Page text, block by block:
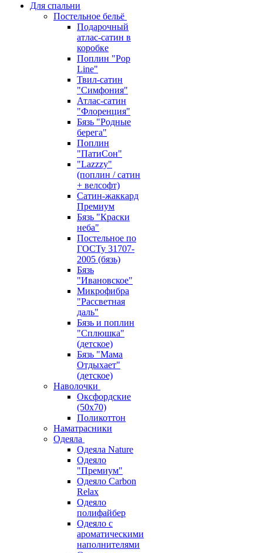
Для спальни
Постельное бельё
Подарочный
атлас-сатин в
коробке
Поплин "Pop
Line"
Твил-сатин
"Симфония"
Атлас-сатин
"Флоренция"
Бязь "Родные
берега"
Поплин
"ПатиСон"
"Lazzzy"
(поплин / сатин
+ велсофт)
Сатин-жаккард
Премиум
Бязь "Краски
неба"
Постельное по
ГОСТу 31707-
2005 (бязь)
Бязь
"Ивановское"
Микрофибра
"Рассветная
даль"
Бязь и поплин
"Сплюшка"
(детское)
Бязь "Мама
Отдыхает"
(детское)
Наволочки
Оксфордские
(50х70)
Поликоттон
Наматрасники
Одеяла
Одеяла Nature
Одеяло
"Премиум"
Одеяло Carbon
Relax
Одеяло
полифайбер
Одеяло с
ароматическими
наполнителями